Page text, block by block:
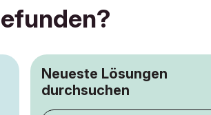
Neueste Lösungen
durchsuchen